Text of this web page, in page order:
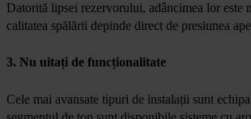
Datorită lipsei rezervorului, adâncimea lor este
calitatea spălării depinde direct de presiunea
3. Nu uitați de funcționalitate
Cele mai avansate tipuri de instalații sunt